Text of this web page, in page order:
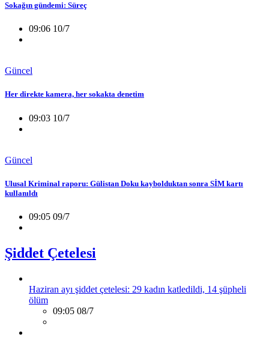
Sokağın gündemi: Süreç
09:06 10/7
Güncel
Her direkte kamera, her sokakta denetim
09:03 10/7
Güncel
Ulusal Kriminal raporu: Gülistan Doku kaybolduktan sonra SİM kartı
kullanıldı
09:05 09/7
Şiddet Çetelesi
Haziran ayı şiddet çetelesi: 29 kadın katledildi, 14 şüpheli
ölüm
09:05 08/7